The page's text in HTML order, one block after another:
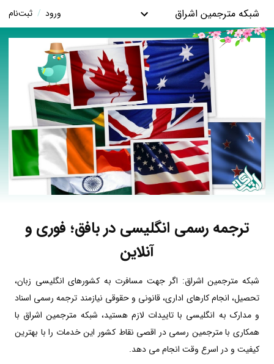
شبکه مترجمین اشراق ورود / ثبت‌نام
ترجمه رسمی انگلیسی در بافق؛ فوری و
آنلاین
شبکه مترجمین اشراق: اگر جهت مسافرت به کشورهای انگلیسی زبان،
تحصیل، انجام کارهای اداری، قانونی و حقوقی نیازمند ترجمه رسمی اسناد
و مدارک به انگلیسی با تاییدات لازم هستید، شبکه مترجمین اشراق با
همکاری با مترجمین رسمی در اقصی نقاط کشور این خدمات را با بهترین
کیفیت و در اسرع وقت انجام می دهد.